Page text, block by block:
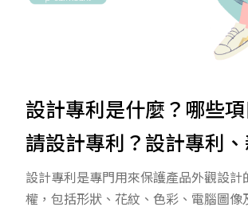
設計專利是什麼？哪些
請設計專利？設計專利
利、發明專利差異一次看
設計專利是專門用來保護產品外觀設計
權，包括形狀、花紋、色彩、電腦圖像